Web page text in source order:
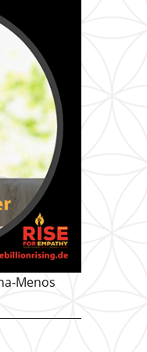
Menos